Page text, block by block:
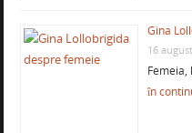
Gina
16
Femeia,
în